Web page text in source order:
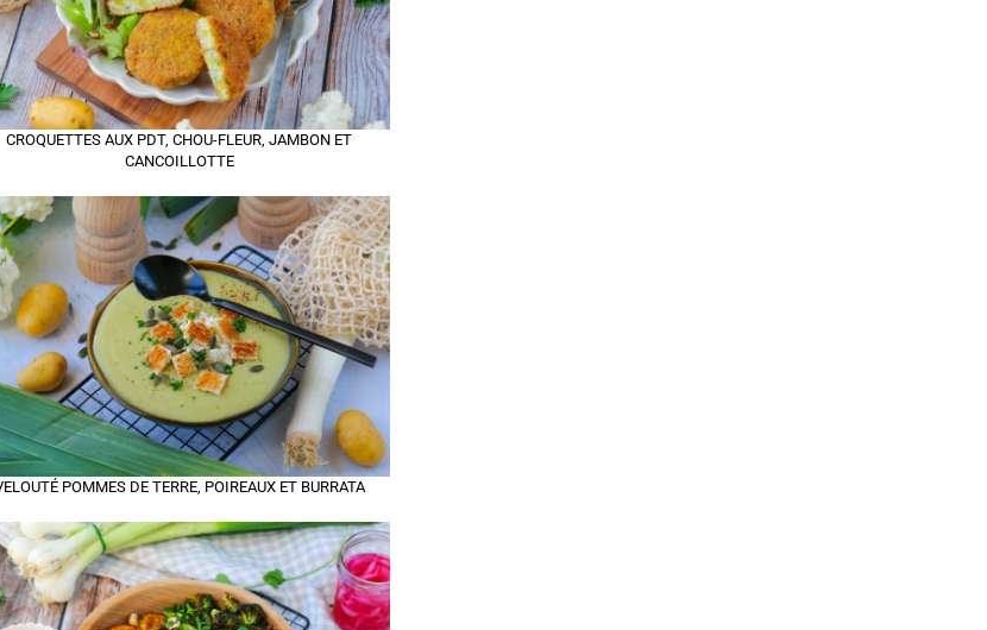
CROQUETTES AUX PDT, CHOU-FLEUR, JAMBON ET
CANCOILLOTTE
POMMES DE TERRE, POIREAUX ET BURRATA